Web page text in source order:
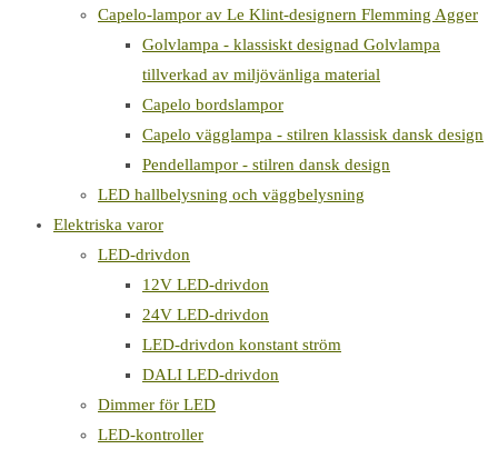
Capelo-lampor av Le Klint-designern Flemming Agger
Golvlampa - klassiskt designad Golvlampa
tillverkad av miljövänliga material
Capelo bordslampor
Capelo vägglampa - stilren klassisk dansk design
Pendellampor - stilren dansk design
LED hallbelysning och väggbelysning
Elektriska varor
LED-drivdon
12V LED-drivdon
24V LED-drivdon
LED-drivdon konstant ström
DALI LED-drivdon
Dimmer för LED
LED-kontroller